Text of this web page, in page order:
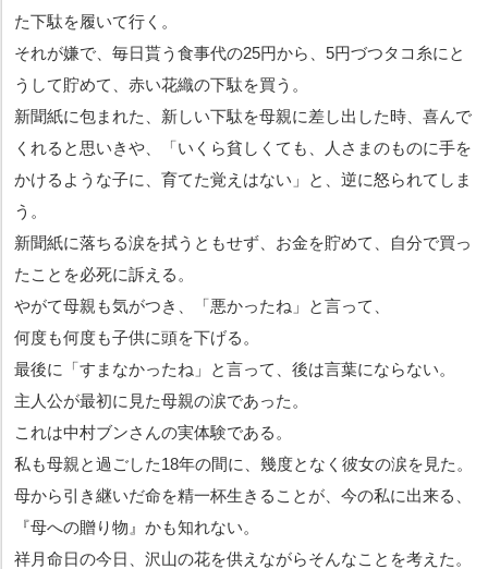
た下駄を履いて行く。
それが嫌で、毎日貰う食事代の25円から、5円づつタコ糸にと
うして貯めて、赤い花織の下駄を買う。
新聞紙に包まれた、新しい下駄を母親に差し出した時、喜んで
くれると思いきや、「いくら貧しくても、人さまのものに手を
かけるような子に、育てた覚えはない」と、逆に怒られてしま
う。
新聞紙に落ちる涙を拭うともせず、お金を貯めて、自分で買っ
たことを必死に訴える。
やがて母親も気がつき、「悪かったね」と言って、
何度も何度も子供に頭を下げる。
最後に「すまなかったね」と言って、後は言葉にならない。
主人公が最初に見た母親の涙であった。
これは中村ブンさんの実体験である。
私も母親と過ごした18年の間に、幾度となく彼女の涙を見た。
母から引き継いだ命を精一杯生きることが、今の私に出来る、
『母への贈り物』かも知れない。
祥月命日の今日、沢山の花を供えながらそんなことを考えた。